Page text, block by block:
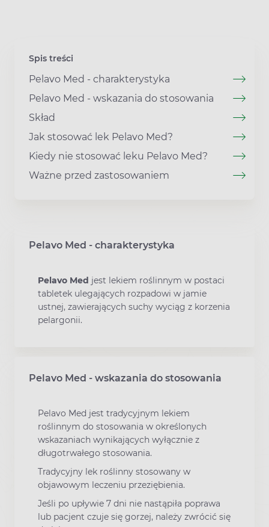
Spis treści
Pelavo Med - charakterystyka
Pelavo Med - wskazania do stosowania
Skład
Jak stosować lek Pelavo Med?
Kiedy nie stosować leku Pelavo Med?
Ważne przed zastosowaniem
Pelavo Med - charakterystyka
Pelavo Med jest lekiem roślinnym w postaci
tabletek ulegających rozpadowi w jamie
ustnej, zawierających suchy wyciąg z korzenia
pelargonii.
Pelavo Med - wskazania do stosowania
Pelavo Med jest tradycyjnym lekiem
roślinnym do stosowania w określonych
wskazaniach wynikających wyłącznie z
długotrwałego stosowania.
Tradycyjny lek roślinny stosowany w
objawowym leczeniu przeziębienia.
Jeśli po upływie 7 dni nie nastąpiła poprawa
lub pacjent czuje się gorzej, należy zwrócić się